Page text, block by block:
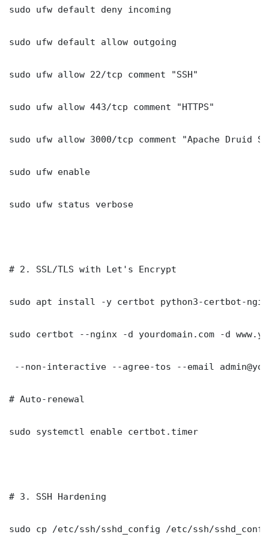
sudo ufw default deny incoming
sudo ufw default allow outgoing
sudo ufw allow 22/tcp comment "SSH"
sudo ufw allow 443/tcp comment "HTTPS"
sudo ufw allow 3000/tcp comment "Apache Druid
sudo ufw enable
sudo ufw status verbose
# 2. SSL/TLS with Let's Encrypt
sudo apt install -y certbot python3-certbot-
sudo certbot --nginx -d yourdomain.com -d
--non-interactive --agree-tos --email
# Auto-renewal
sudo systemctl enable certbot.timer
# 3. SSH Hardening
sudo cp /etc/ssh/sshd_config /etc/ssh/